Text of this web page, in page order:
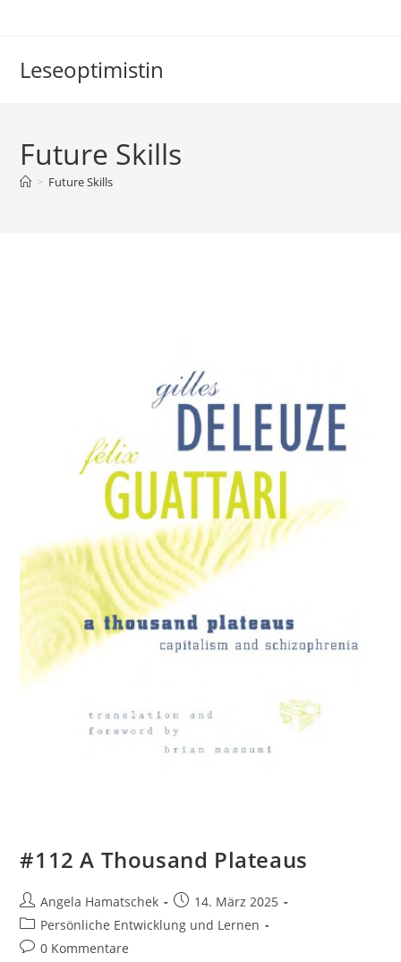
Leseoptimistin
Future Skills
> Future Skills
#112 A Thousand Plateaus
Beitrags-
Autor:
Angela Hamatschek
Beitrag
veröffentlicht:
14. März 2025
Beitrags-
Kategorie:
Persönliche Entwicklung und Lernen
Beitrags-
0 Kommentare